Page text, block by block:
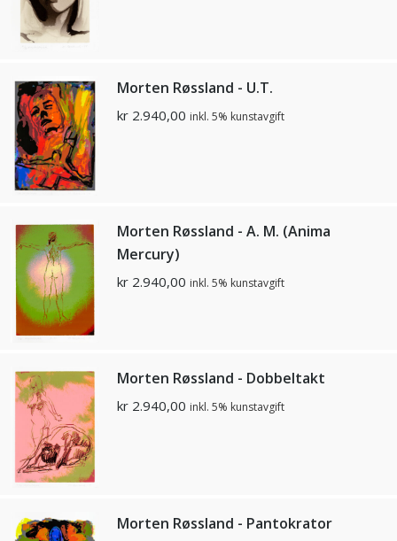
Morten Røssland - U.T.
kr 2.940,00 inkl. 5% kunstavgift
Morten Røssland - A. M. (Anima
Mercury)
kr 2.940,00 inkl. 5% kunstavgift
Morten Røssland - Dobbeltakt
kr 2.940,00 inkl. 5% kunstavgift
Morten Røssland - Pantokrator